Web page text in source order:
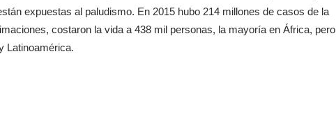
expuestas al paludismo. En 2015 hubo 214 millones de casos de la
costaron la vida a 438 mil personas, la mayoría en África, pero
Latinoamérica.